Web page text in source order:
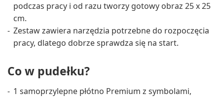
podczas pracy i od razu tworzy gotowy obraz 25 x 25
cm.
Zestaw zawiera narzędzia potrzebne do rozpoczęcia
pracy, dlatego dobrze sprawdza się na start.
Co w pudełku?
1 samoprzylepne płótno Premium z symbolami,